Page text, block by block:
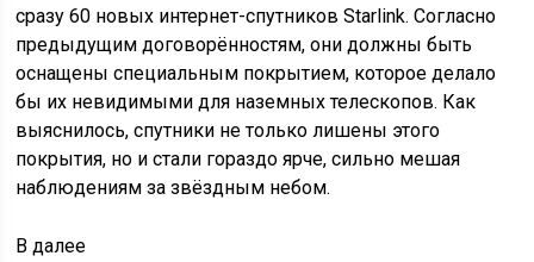
сразу 60 новых интернет-спутников Starlink. Согласно
предыдущим договорённостям, они должны быть
оснащены специальным покрытием, которое делало
бы их невидимыми для наземных телескопов. Как
выяснилось, спутники не только лишены этого
покрытия, но и стали гораздо ярче, сильно мешая
наблюдениям за звёздным небом.
Вдалее